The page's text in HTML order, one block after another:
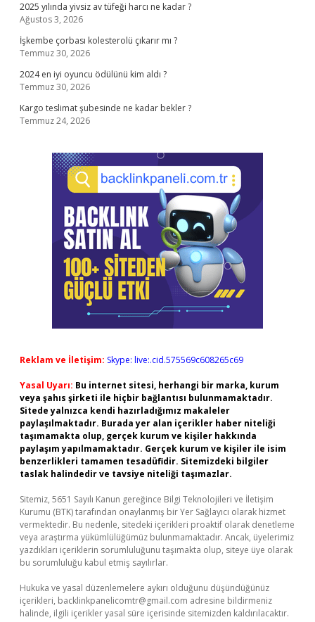
2025 yılında yivsiz av tüfeği harcı ne kadar ?
Ağustos 3, 2026
İşkembe çorbası kolesterolü çıkarır mı ?
Temmuz 30, 2026
2024 en iyi oyuncu ödülünü kim aldı ?
Temmuz 30, 2026
Kargo teslimat şubesinde ne kadar bekler ?
Temmuz 24, 2026
Reklam ve İletişim: Skype: live:.cid.575569c608265c69
Yasal Uyarı: Bu internet sitesi, herhangi bir marka, kurum
veya şahıs şirketi ile hiçbir bağlantısı bulunmamaktadır.
Sitede yalnızca kendi hazırladığımız makaleler
paylaşılmaktadır. Burada yer alan içerikler haber niteliği
taşımamakta olup, gerçek kurum ve kişiler hakkında
paylaşım yapılmamaktadır. Gerçek kurum ve kişiler ile isim
benzerlikleri tamamen tesadüfidir. Sitemizdeki bilgiler
taslak halindedir ve tavsiye niteliği taşımazlar.
Sitemiz, 5651 Sayılı Kanun gereğince Bilgi Teknolojileri ve İletişim
Kurumu (BTK) tarafından onaylanmış bir Yer Sağlayıcı olarak hizmet
vermektedir. Bu nedenle, sitedeki içerikleri proaktif olarak denetleme
veya araştırma yükümlülüğümüz bulunmamaktadır. Ancak, üyelerimiz
yazdıkları içeriklerin sorumluluğunu taşımakta olup, siteye üye olarak
bu sorumluluğu kabul etmiş sayılırlar.
Hukuka ve yasal düzenlemelere aykırı olduğunu düşündüğünüz
içerikleri, backlinkpanelicomtr@gmail.com adresine bildirmeniz
halinde, ilgili içerikler yasal süre içerisinde sitemizden kaldırılacaktır.